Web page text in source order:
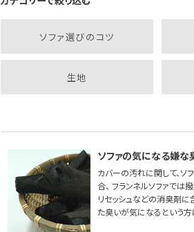
ソファ選びのコツ
生地
ソファの気になる嫌な
カバーの汚れに関して、
合、 フランネルソファでは
リセッシュなどの消臭剤
た臭いが気になるという